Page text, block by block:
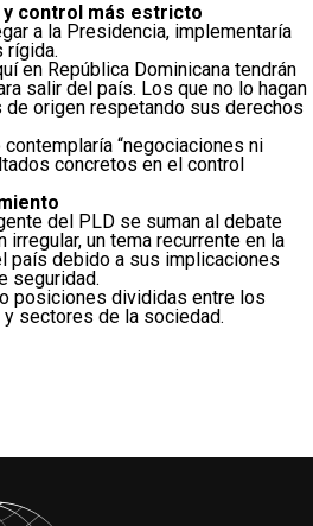
control más estricto
a la Presidencia, implementaría
rígida.
en República Dominicana tendrán
salir del país. Los que no lo hagan
de origen respetando sus derechos
“negociaciones ni
concretos en el control
del PLD se suman al debate
un tema recurrente en la
país debido a sus implicaciones
seguridad.
posiciones divididas entre los
sectores de la sociedad.